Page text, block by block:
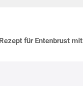
für Entenbrust mit